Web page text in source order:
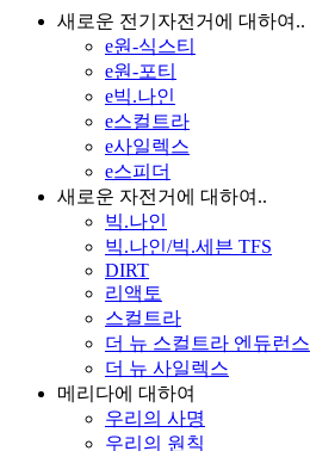
새로운 전기자전거에 대하여..
e원-식스티
e원-포티
e빅.나인
e스컬트라
e사일렉스
e스피더
새로운 자전거에 대하여..
빅.나인
빅.나인/빅.세븐 TFS
DIRT
리액토
스컬트라
더 뉴 스컬트라 엔듀런스
더 뉴 사일렉스
메리다에 대하여
우리의 사명
우리의 원칙